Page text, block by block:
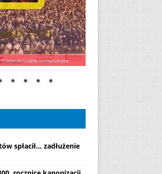
spłacił... zadłużenie